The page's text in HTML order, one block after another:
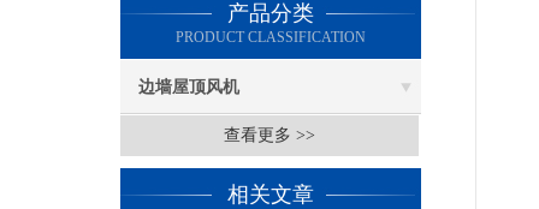
产品分类
PRODUCT CLASSIFICATION
边墙屋顶风机
查看更多 >>
相关文章